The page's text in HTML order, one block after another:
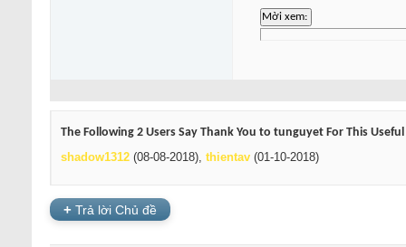
The Following 2 Users Say Thank You to tunguyet For This
shadow1312 (08-08-2018), thientav (01-10-2018)
+ Trả lời Chủ đề